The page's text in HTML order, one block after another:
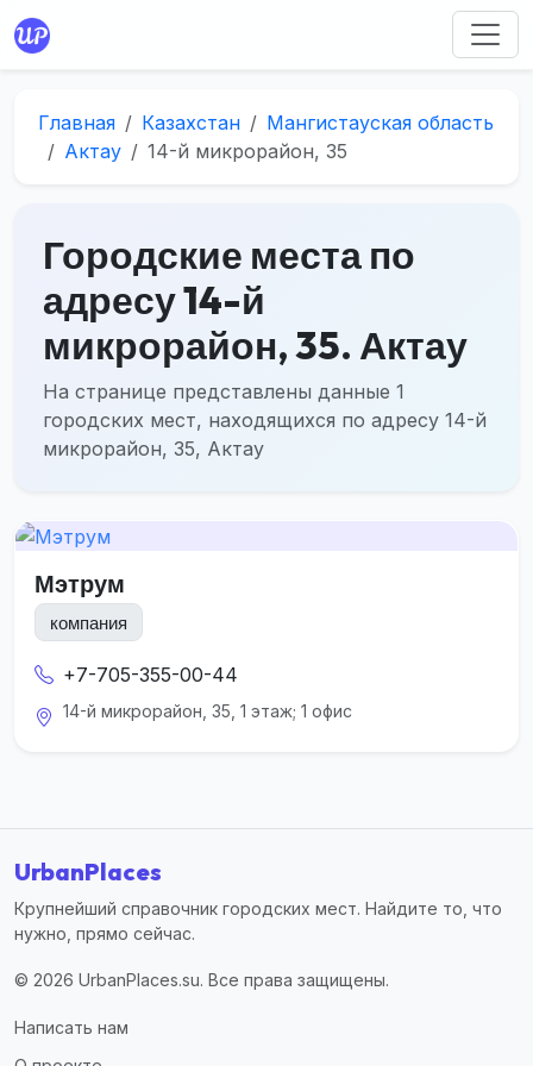
Главная Казахстан
Мангистауская область
Актау
14-й микрорайон, 35
Городские места по
адресу 14-й
микрорайон, 35. Актау
На странице представлены данные 1
городских мест, находящихся по адресу 14-й
микрорайон, 35, Актау
Мэтрум
компания
+7-705-355-00-44
14-й микрорайон, 35, 1 этаж; 1 офис
UrbanPlaces
Крупнейший справочник городских мест. Найдите то, что
нужно, прямо сейчас.
© 2026 UrbanPlaces.su. Все права защищены.
Написать нам